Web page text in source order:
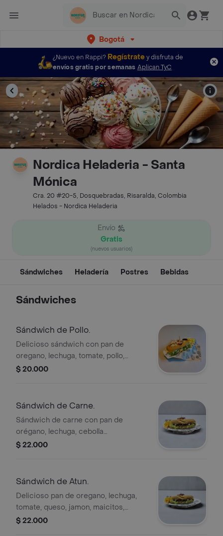
Bogotá
¿Nuevo en Rappi? Regístratey disfruta de
envíos gratis por semanas Aplican TyC
Nordica Heladeria - Santa
Mónica
Cra. 20 #20-5, Dosquebradas, Risaralda, Colombia
Helados - Nordica Heladeria
Envío
Gratis
(nuevos usuarios)
Sándwiches Heladería Postres Bebidas
Sándwiches
Sándwich de Pollo.
Delicioso sándwich con pan de
oregano, lechuga, tomate, pollo,
maicitos, queso, jamón, pimenton
$ 20.000
Sándwich de Carne.
Sándwich de carne con pan de
orégano, lechuga, cebolla
caramelizada, queso y salsa de la
$ 22.000
Sándwich de Atun.
Delicioso pan de oregano, lechuga,
tomate, queso, jamon, maicitos,
cebolla caramelizada, papas a la
$ 22.000